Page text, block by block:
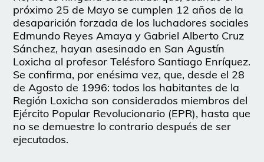
próximo 25 de Mayo se cumplen 12 años de la
desaparición forzada de los luchadores sociales
Edmundo Reyes Amaya y Gabriel Alberto Cruz
Sánchez, hayan asesinado en San Agustín
Loxicha al profesor Telésforo Santiago Enríquez.
Se confirma, por enésima vez, que, desde el 28
de Agosto de 1996: todos los habitantes de la
Región Loxicha son considerados miembros del
Ejército Popular Revolucionario (EPR), hasta que
no se demuestre lo contrario después de ser
ejecutados.